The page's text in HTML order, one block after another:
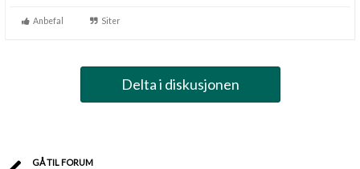
Anbefal Siter
Delta i diskusjonen
GÅ TIL FORUM